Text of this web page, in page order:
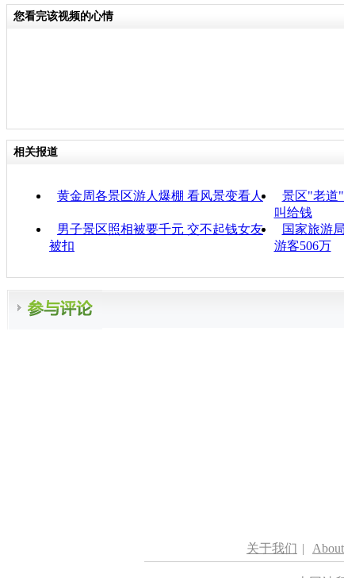
您看完该视频的心情
相关报道
黄金周各景区游人爆棚 看风景变看人
景区"老道
叫给钱
男子景区照相被要千元 交不起钱女友
被扣
国家旅游
游客506万
关于我们 |